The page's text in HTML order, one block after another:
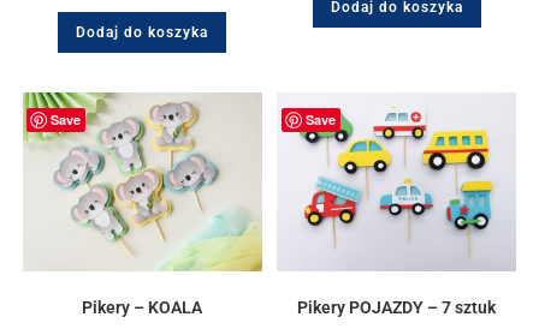
Dodaj do koszyka
Dodaj do koszyka
Save
Pikery – KOALA
Save
Pikery POJAZDY – 7 sztuk